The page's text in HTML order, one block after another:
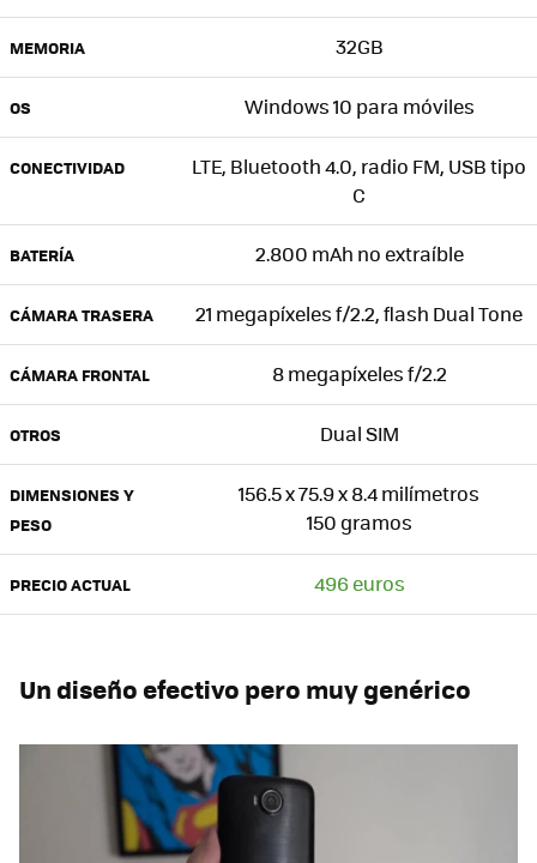
MEMORIA 32GB
OS Windows 10 para móviles
CONECTIVIDAD
LTE, Bluetooth 4.0, radio FM, USB tipo
C
BATERÍA 2.800 mAh no extraíble
CÁMARA TRASERA 21 megapíxeles f/2.2, flash Dual Tone
CÁMARA FRONTAL 8 megapíxeles f/2.2
OTROS Dual SIM
DIMENSIONES Y
PESO
156.5 x 75.9 x 8.4 milímetros
150 gramos
PRECIO ACTUAL 496 euros
Un diseño efectivo pero muy genérico